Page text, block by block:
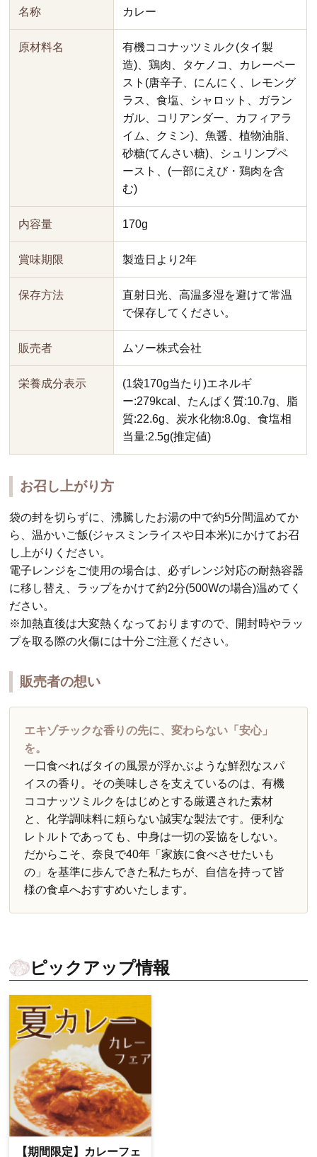
名称 カレー
原材料名
有機ココナッツミルク(タイ製
造)、鶏肉、タケノコ、カレーペー
スト(唐辛子、にんにく、レモング
ラス、食塩、シャロット、ガラン
ガル、コリアンダー、カフィアラ
イム、クミン)、魚醤、植物油脂、
砂糖(てんさい糖)、シュリンプペ
ースト、(一部にえび・鶏肉を含
む)
内容量 170g
賞味期限 製造日より2年
保存方法
直射日光、高温多湿を避けて常温
で保存してください。
販売者 ムソー株式会社
栄養成分表示
(1袋170g当たり)エネルギ
ー:279kcal、たんぱく質:10.7g、脂
質:22.6g、炭水化物:8.0g、食塩相
当量:2.5g(推定値)
お召し上がり方
袋の封を切らずに、沸騰したお湯の中で約5分間温めてか
ら、温かいご飯(ジャスミンライスや日本米)にかけてお召
し上がりください。
電子レンジをご使用の場合は、必ずレンジ対応の耐熱容器
に移し替え、ラップをかけて約2分(500Wの場合)温めてく
ださい。
※加熱直後は大変熱くなっておりますので、開封時やラッ
プを取る際の火傷には十分ご注意ください。
販売者の想い
エキゾチックな香りの先に、変わらない「安心」
を。
一口食べればタイの風景が浮かぶような鮮烈なスパ
イスの香り。その美味しさを支えているのは、有機
ココナッツミルクをはじめとする厳選された素材
と、化学調味料に頼らない誠実な製法です。便利な
レトルトであっても、中身は一切の妥協をしない。
だからこそ、奈良で40年「家族に食べさせたいも
の」を基準に歩んできた私たちが、自信を持って皆
様の食卓へおすすめいたします。
ピックアップ情報
【期間限定】カレーフェ